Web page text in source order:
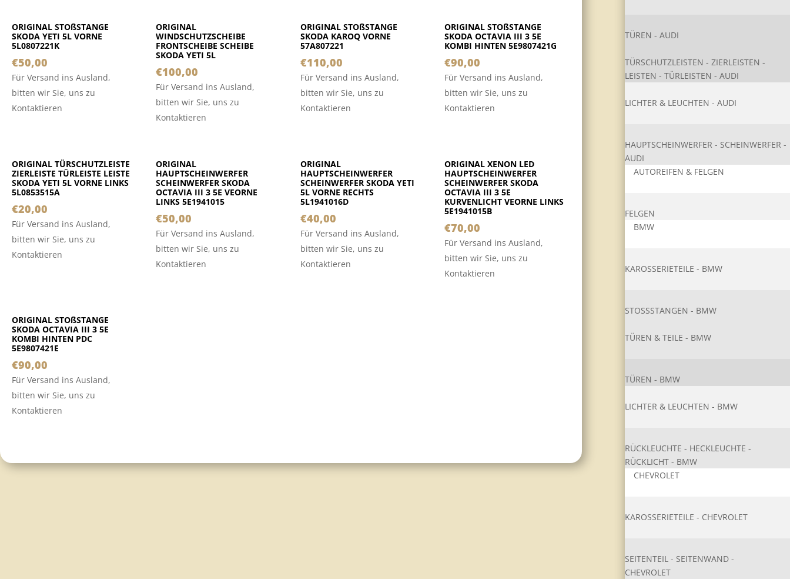
ORIGINAL STOßSTANGE
SKODA YETI 5L VORNE
5L0807221K
€50,00
Für Versand ins Ausland,
bitten wir Sie, uns zu
Kontaktieren
ORIGINAL
WINDSCHUTZSCHEIBE
FRONTSCHEIBE SCHEIBE
SKODA YETI 5L
€100,00
Für Versand ins Ausland,
bitten wir Sie, uns zu
Kontaktieren
ORIGINAL STOßSTANGE
SKODA KAROQ VORNE
57A807221
€110,00
Für Versand ins Ausland,
bitten wir Sie, uns zu
Kontaktieren
ORIGINAL STOßSTANGE
SKODA OCTAVIA III 3 5E
KOMBI HINTEN 5E9807421G
€90,00
Für Versand ins Ausland,
bitten wir Sie, uns zu
Kontaktieren
ORIGINAL TÜRSCHUTZLEISTE
ZIERLEISTE TÜRLEISTE LEISTE
SKODA YETI 5L VORNE LINKS
5L0853515A
€20,00
Für Versand ins Ausland,
bitten wir Sie, uns zu
Kontaktieren
ORIGINAL
HAUPTSCHEINWERFER
SCHEINWERFER SKODA
OCTAVIA III 3 5E VEORNE
LINKS 5E1941015
€50,00
Für Versand ins Ausland,
bitten wir Sie, uns zu
Kontaktieren
ORIGINAL
HAUPTSCHEINWERFER
SCHEINWERFER SKODA YETI
5L VORNE RECHTS
5L1941016D
€40,00
Für Versand ins Ausland,
bitten wir Sie, uns zu
Kontaktieren
ORIGINAL XENON LED
HAUPTSCHEINWERFER
SCHEINWERFER SKODA
OCTAVIA III 3 5E
KURVENLICHT VEORNE LINKS
5E1941015B
€70,00
Für Versand ins Ausland,
bitten wir Sie, uns zu
Kontaktieren
ORIGINAL STOßSTANGE
SKODA OCTAVIA III 3 5E
KOMBI HINTEN PDC
5E9807421E
€90,00
Für Versand ins Ausland,
bitten wir Sie, uns zu
Kontaktieren
TÜREN - AUDI
TÜRSCHUTZLEISTEN - ZIERLEISTEN -
LEISTEN - TÜRLEISTEN - AUDI
LICHTER & LEUCHTEN - AUDI
HAUPTSCHEINWERFER - SCHEINWERFER -
AUDI
AUTOREIFEN & FELGEN
FELGEN
BMW
KAROSSERIETEIL​E - BMW
STOSSSTANGEN - BMW
TÜREN & TEILE - BMW
TÜREN - BMW
LICHTER & LEUCHTEN - BMW
RÜCKLEUCHTE - HECKLEUCHTE -
RÜCKLICHT - BMW
CHEVROLET
KAROSSERIETEIL​E - CHEVROLET
SEITENTEIL - SEITENWAND -
CHEVROLET